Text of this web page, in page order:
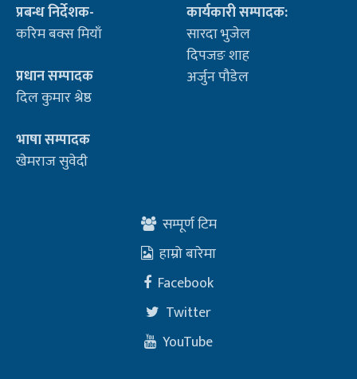
प्रबन्ध निर्देशक-
करिम बक्स मियाँ
प्रधान सम्पादक
दिल कुमार श्रेष्ठ
भाषा सम्पादक
खेमराज सुवेदी
कार्यकारी सम्पादक:
सारदा भुजेल
दिपजङ शाह
अर्जुन पौडेल
सम्पूर्ण टिम
हाम्रो बारेमा
Facebook
Twitter
YouTube